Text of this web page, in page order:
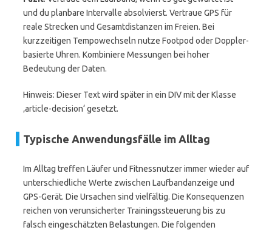
und du planbare Intervalle absolvierst. Vertraue GPS für
reale Strecken und Gesamtdistanzen im Freien. Bei
kurzzeitigen Tempowechseln nutze Footpod oder Doppler-
basierte Uhren. Kombiniere Messungen bei hoher
Bedeutung der Daten.
Hinweis: Dieser Text wird später in ein DIV mit der Klasse
‚article-decision‘ gesetzt.
Typische Anwendungsfälle im Alltag
Im Alltag treffen Läufer und Fitnessnutzer immer wieder auf
unterschiedliche Werte zwischen Laufbandanzeige und
GPS-Gerät. Die Ursachen sind vielfältig. Die Konsequenzen
reichen von verunsicherter Trainingssteuerung bis zu
falsch eingeschätzten Belastungen. Die folgenden